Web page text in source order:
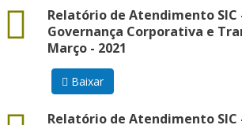
Relatório de Atendimento SIC
Governança Corporativa e
Março - 2021
docx
Baixar
Relatório de Atendimento SIC
docx